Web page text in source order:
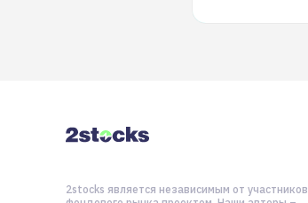
2stocks является независимым от участников